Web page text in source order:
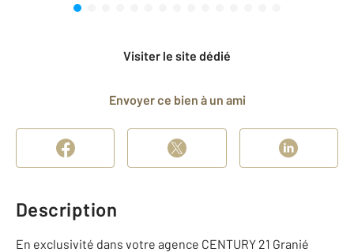
Visiter le site dédié
Envoyer ce bien à un ami
Description
En exclusivité dans votre agence CENTURY 21 Granié